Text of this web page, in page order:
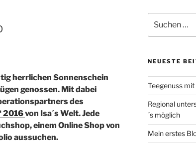
herrlichen Sonnenschein
genossen. Mit dabei
des
2016von Isa´s Welt. Jede
einem Online Shop von
aussuchen.
nach:
NEUESTE
Teegenuss mit
Regional
´s möglich
Mein erstes